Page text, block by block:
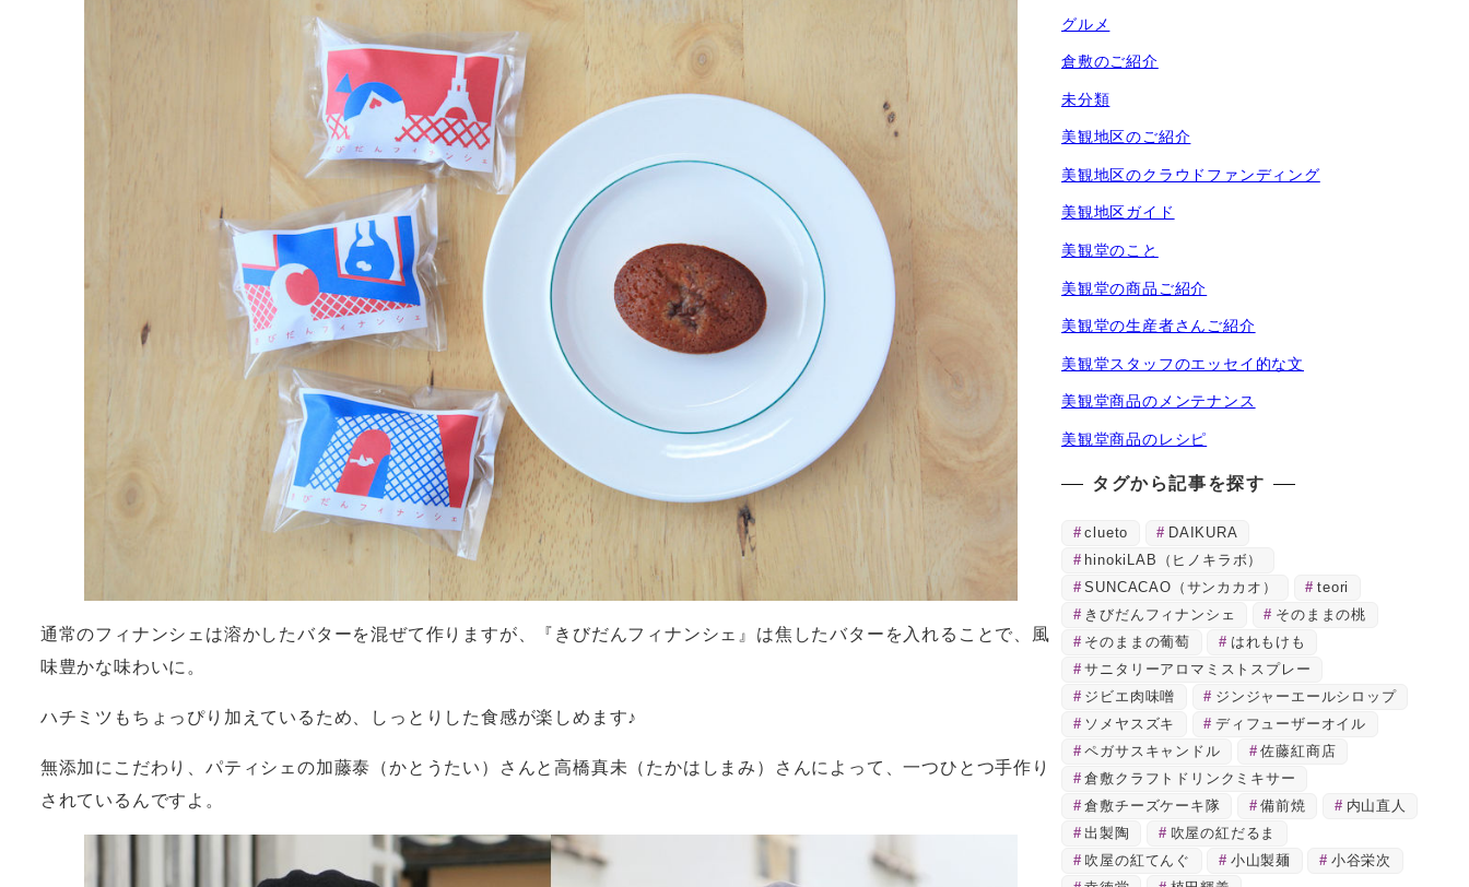
通常のフィナンシェは溶かしたバターを混ぜて作りますが、『きびだんフィナンシェ』は焦したバターを入れることで、風
味豊かな味わいに。
ハチミツもちょっぴり加えているため、しっとりした食感が楽しめます♪
無添加にこだわり、パティシェの加藤泰（かとうたい）さんと高橋真未（たかはしまみ）さんによって、一つひとつ手作り
されているんですよ。
グルメ
倉敷のご紹介
未分類
美観地区のご紹介
美観地区のクラウドファンディング
美観地区ガイド
美観堂のこと
美観堂の商品ご紹介
美観堂の生産者さんご紹介
美観堂スタッフのエッセイ的な文
美観堂商品のメンテナンス
美観堂商品のレシピ
タグから記事を探す
clueto
DAIKURA
hinokiLAB（ヒノキラボ）
SUNCACAO（サンカカオ）
teori
きびだんフィナンシェ
そのままの桃
そのままの葡萄
はれもけも
サニタリーアロマミストスプレー
ジビエ肉味噌
ジンジャーエールシロップ
ソメヤスズキ
ディフューザーオイル
ペガサスキャンドル
佐藤紅商店
倉敷クラフトドリンクミキサー
倉敷チーズケーキ隊
備前焼
内山直人
出製陶
吹屋の紅だるま
吹屋の紅てんぐ
小山製麺
小谷栄次